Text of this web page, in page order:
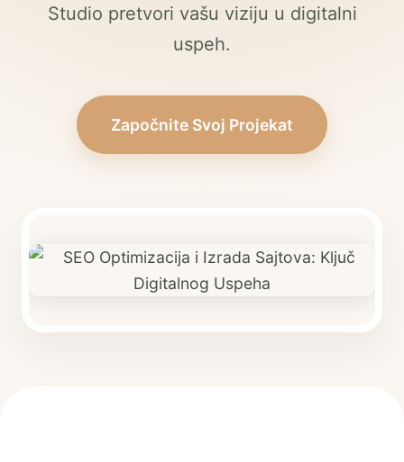
Studio pretvori vašu viziju u digitalni
uspeh.
Započnite Svoj Projekat